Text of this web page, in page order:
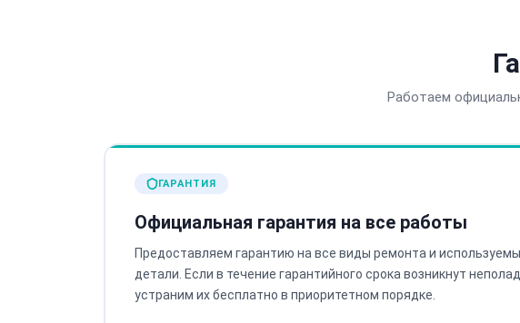
Работаем
ГАРАНТИЯ
Официальная гарантия на все работы
Предоставляем гарантию на все виды ремонта и
детали. Если в течение гарантийного срока возникнут
устраним их бесплатно в приоритетном порядке.